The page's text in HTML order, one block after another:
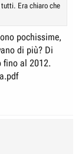
Era chiaro che
pochissime,
di più? Di
fino al 2012.